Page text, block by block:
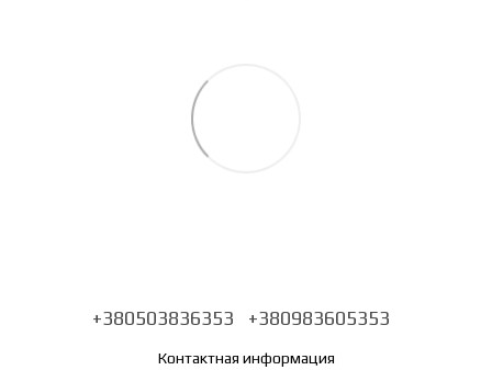
+380503836353 +380983605353
Контактная информация